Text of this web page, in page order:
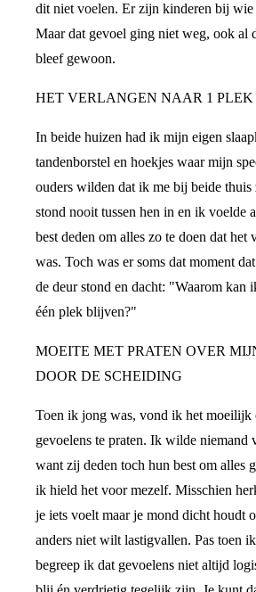
dit niet voelen. Er zijn kinderen bij wie
Maar dat gevoel ging niet weg, ook al
bleef gewoon.
HET VERLANGEN NAAR 1 PLEK
In beide huizen had ik mijn eigen
tandenborstel en hoekjes waar mijn
ouders wilden dat ik me bij beide
stond nooit tussen hen in en ik voelde
best deden om alles zo te doen dat
was. Toch was er soms dat moment
de deur stond en dacht: "Waarom kan
één plek blijven?"
MOEITE MET PRATEN OVER
DOOR DE SCHEIDING
Toen ik jong was, vond ik het moeilijk
gevoelens te praten. Ik wilde niemand
want zij deden toch hun best om alles
ik hield het voor mezelf. Misschien
je iets voelt maar je mond dicht houdt
anders niet wilt lastigvallen. Pas toen
begreep ik dat gevoelens niet altijd